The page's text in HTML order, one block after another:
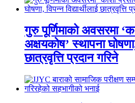
गुरु पूर्णिमाको अवसरमा
अक्षयकोष’ स्थापना घोषणा,
छात्रवृत्ति प्रदान गरिने